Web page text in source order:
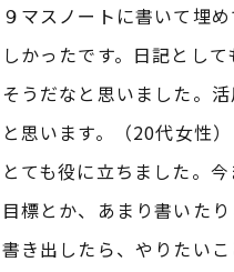
９マスノートに書いて埋
しかったです。日記とし
そうだなと思いました。
と思います。（20代女性）
とても役に立ちました。
目標とか、あまり書いたり
書き出したら、やりたい